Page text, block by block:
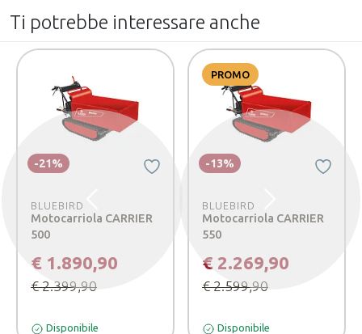
Ti potrebbe interessare anche
BLUEBIRD
Motocarriola CARRIER
500
€ 1.890,90
€ 2.399,90
-21%
Disponibile
PROMO
BLUEBIRD
Motocarriola CARRIER
550
€ 2.269,90
€ 2.599,90
-13%
Disponibile